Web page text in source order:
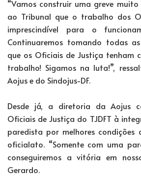
“Vamos construir uma greve
ao Tribunal que o trabalho dos
imprescindível para o
Continuaremos tomando todas
que os Oficiais de Justiça tenham
trabalho! Sigamos na luta!”,
Aojus e do Sindojus-DF.
Desde já, a diretoria da Aojus
Oficiais de Justiça do TJDFT à
paredista por melhores
oficialato. “Somente com uma
conseguiremos a vitória em
Gerardo.